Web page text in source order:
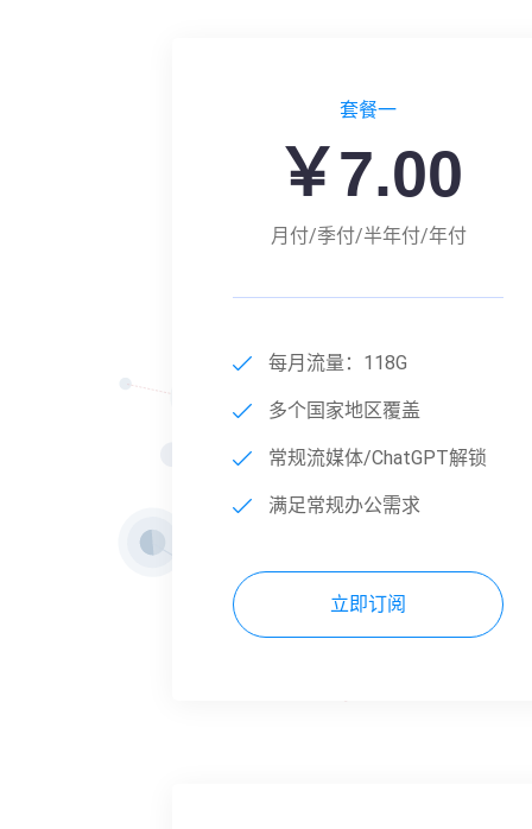
套餐一
￥7.00
月付/季付/半年付/年付
每月流量：118G
多个国家地区覆盖
常规流媒体/ChatGPT解锁
满足常规办公需求
立即订阅